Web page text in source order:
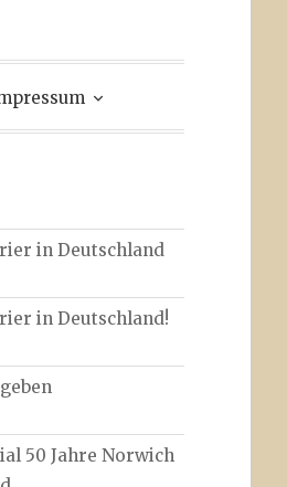
in Deutschland
in Deutschland!
50 Jahre Norwich